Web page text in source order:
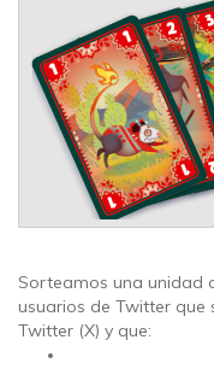
Sorteamos una unidad
usuarios de Twitter que
Twitter (X) y que: